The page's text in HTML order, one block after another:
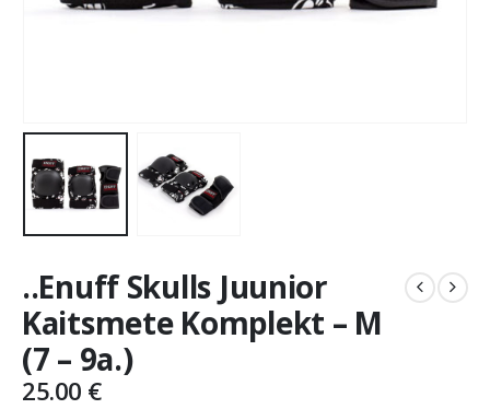
..Enuff Skulls Juunior
Kaitsmete Komplekt – M
(7 – 9a.)
25.00 €